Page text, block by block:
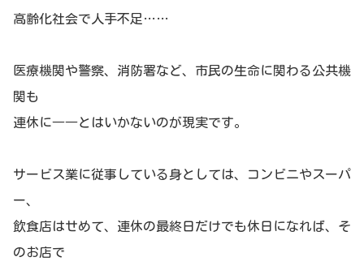
高齢化社会で人手不足……
医療機関や警察、消防署など、市民の生命に関わる公共機
関も
連休に――とはいかないのが現実です。
サービス業に従事している身としては、コンビニやスーパ
ー、
飲食店はせめて、連休の最終日だけでも休日になれば、そ
のお店で